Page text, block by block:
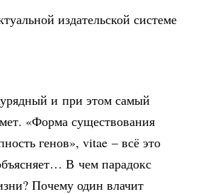
издательской системе
и при этом самый
«Форма существования
генов», vitae – всё это
В чем парадокс
Почему один влачит